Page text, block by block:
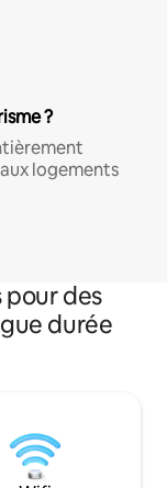
?
logements
des
durée